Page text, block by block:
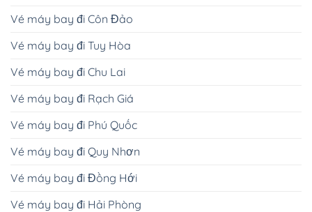
Vé máy bay đi Côn Đảo
Vé máy bay đi Tuy Hòa
Vé máy bay đi Chu Lai
Vé máy bay đi Rạch Giá
Vé máy bay đi Phú Quốc
Vé máy bay đi Quy Nhơn
Vé máy bay đi Đồng Hới
Vé máy bay đi Hải Phòng